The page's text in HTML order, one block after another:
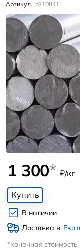
Артикул. p210841
1 300* ₽/кг
Купить
В наличии
Доставка в
*конечная